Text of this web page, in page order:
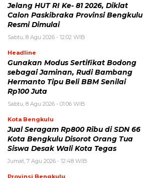
Jelang HUT RI Ke- 81 2026, Diklat
Calon Paskibraka Provinsi Bengkulu
Resmi Dimulai
Sabtu, 8 Agu 2026 - 12:02 WIB
Headline
Gunakan Modus Sertifikat Bodong
sebagai Jaminan, Rudi Bambang
Hermanto Tipu Beli BBM Senilai
Rp100 Juta
Sabtu, 8 Agu 2026 - 01:06 WIB
Kota Bengkulu
Jual Seragam Rp800 Ribu di SDN 66
Kota Bengkulu Disorot Orang Tua
Siswa Desak Wali Kota Tegas
Jumat, 7 Agu 2026 - 12:48 WIB